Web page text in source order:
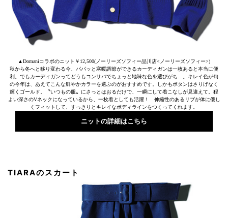
▲Domaniコラボのニット￥12,500(ノーリーズソフィー品川店<ノーリーズソフィー>)
秋から冬へと移り変わる今、パパッと寒暖調節ができるカーディガンは一枚あると本当に便
利。でもカーディガンってどうもコンサバでちょっと地味な色を選びがち…。キレイ色が旬
の今年は、あえてこんな鮮やかカラーを選ぶのがおすすめです。しかもボタンはさりげなく
輝くゴールド。〝いつもの服〟にさっとはおるだけで、一瞬にして着こなしが見違えて。程
よい深さのVネックになっているから、一枚着としても活躍！ 伸縮性のあるリブが体に優し
くフィットして、すっきりとキレイなボディラインをつくってくれます。
ニットの詳細はこちら
TIARAのスカート